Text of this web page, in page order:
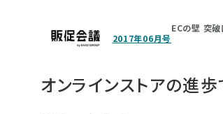
2017年06月号
ECの壁 突破
オンラインストアの進